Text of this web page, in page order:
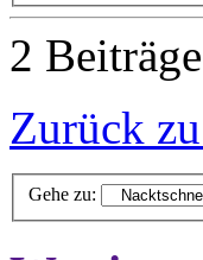
2
Zurück
Gehe zu: